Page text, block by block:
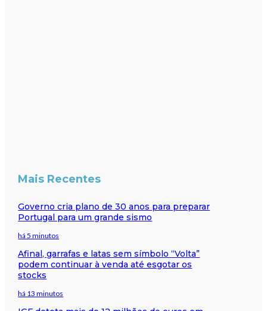
Mais Recentes
Governo cria plano de 30 anos para preparar
Portugal para um grande sismo
há 5 minutos
Afinal, garrafas e latas sem símbolo “Volta”
podem continuar à venda até esgotar os
stocks
há 13 minutos